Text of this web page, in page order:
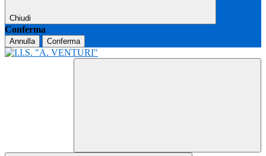
Chiudi
Conferma
Annulla Conferma